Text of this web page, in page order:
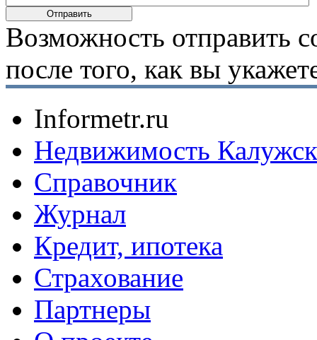
Возможность отправить
после того, как вы
Informetr.ru
Недвижимость
Справочник
Журнал
Кредит, ипотека
Страхование
Партнеры